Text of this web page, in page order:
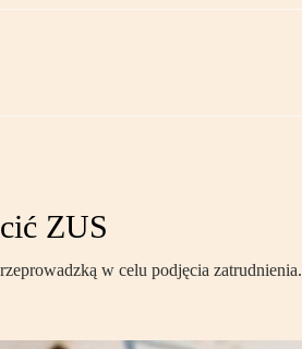
ZUS
w celu podjęcia zatrudnienia.